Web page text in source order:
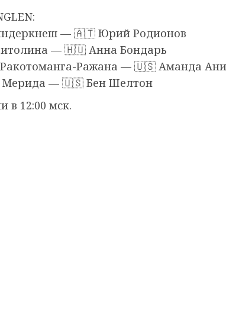
— 🇦🇹 Юрий Родионов
— 🇭🇺 Анна Бондарь
Ражана — 🇺🇸 Аманда
Мерида — 🇺🇸 Бен Шелтон
в 12:00 мск.